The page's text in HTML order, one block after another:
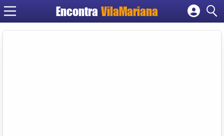
EncontraVilaMariana
Cadastrar empresa